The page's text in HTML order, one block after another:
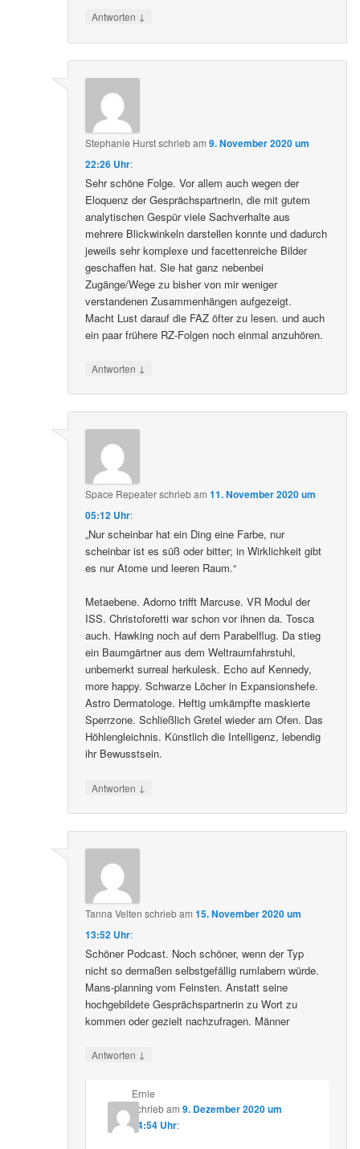
Antworten ↓
Stephanie Hurstschriebam9. November 2020 um
22:26 Uhr:
Sehr schöne Folge. Vor allem auch wegen der
Eloquenz der Gesprächspartnerin, die mit gutem
analytischen Gespür viele Sachverhalte aus
mehrere Blickwinkeln darstellen konnte und dadurch
jeweils sehr komplexe und facettenreiche Bilder
geschaffen hat. Sie hat ganz nebenbei
Zugänge/Wege zu bisher von mir weniger
verstandenen Zusammenhängen aufgezeigt.
Macht Lust darauf die FAZ öfter zu lesen. und auch
ein paar frühere RZ-Folgen noch einmal anzuhören.
Antworten ↓
Space Repeaterschriebam11. November 2020 um
05:12 Uhr:
„Nur scheinbar hat ein Ding eine Farbe, nur
scheinbar ist es süß oder bitter; in Wirklichkeit gibt
es nur Atome und leeren Raum.“
Metaebene. Adorno trifft Marcuse. VR Modul der
ISS. Christoforetti war schon vor ihnen da. Tosca
auch. Hawking noch auf dem Parabelflug. Da stieg
ein Baumgärtner aus dem Weltraumfahrstuhl,
unbemerkt surreal herkulesk. Echo auf Kennedy,
more happy. Schwarze Löcher in Expansionshefe.
Astro Dermatologe. Heftig umkämpfte maskierte
Sperrzone. Schließlich Gretel wieder am Ofen. Das
Höhlengleichnis. Künstlich die Intelligenz, lebendig
ihr Bewusstsein.
Antworten ↓
Tanna Velten schriebam15. November 2020 um
13:52 Uhr:
Schöner Podcast. Noch schöner, wenn der Typ
nicht so dermaßen selbstgefällig rumlabern würde.
Mans-planning vom Feinsten. Anstatt seine
hochgebildete Gesprächspartnerin zu Wort zu
kommen oder gezielt nachzufragen. Männer
Antworten ↓
Ernie
schriebam 9. Dezember 2020 um
04:54 Uhr: